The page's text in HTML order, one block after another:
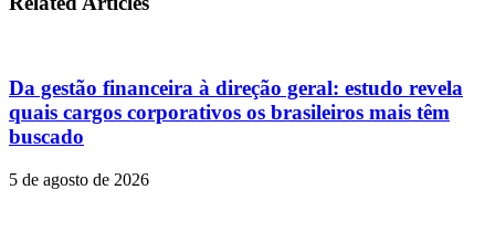
Da gestão financeira à direção geral: estudo revela
quais cargos corporativos os brasileiros mais têm
buscado
5 de agosto de 2026